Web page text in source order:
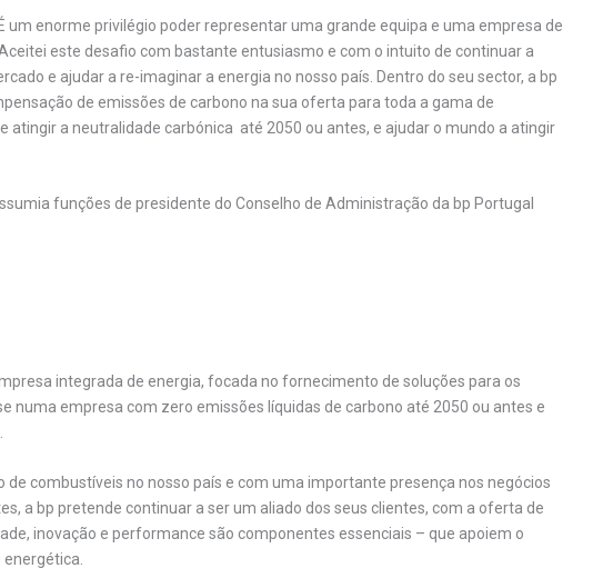
um enorme privilégio poder representar uma grande equipa e uma empresa de
este desafio com bastante entusiasmo e com o intuito de continuar a
e ajudar a re-imaginar a energia no nosso país. Dentro do seu sector, a bp
de emissões de carbono na sua oferta para toda a gama de
atingir a neutralidade carbónica até 2050 ou antes, e ajudar o mundo a atingir
funções de presidente do Conselho de Administração da bp Portugal
integrada de energia, focada no fornecimento de soluções para os
numa empresa com zero emissões líquidas de carbono até 2050 ou antes e
combustíveis no nosso país e com uma importante presença nos negócios
a bp pretende continuar a ser um aliado dos seus clientes, com a oferta de
inovação e performance são componentes essenciais – que apoiem o